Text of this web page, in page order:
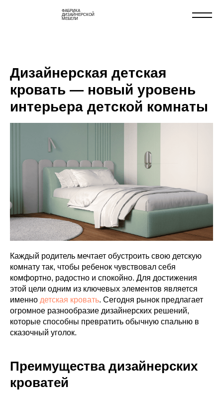
ФАБРИКА
ДИЗАЙНЕРСКОЙ
МЕБЕЛИ
Дизайнерская детская
кровать — новый уровень
интерьера детской комнаты
Каждый родитель мечтает обустроить свою детскую
комнату так, чтобы ребенок чувствовал себя
комфортно, радостно и спокойно. Для достижения
этой цели одним из ключевых элементов является
именно детская кровать. Сегодня рынок предлагает
огромное разнообразие дизайнерских решений,
которые способны превратить обычную спальню в
сказочный уголок.
Преимущества дизайнерских
кроватей